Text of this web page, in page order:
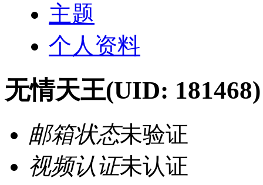
主题
个人资料
无情天王(UID: 181468)
邮箱状态未验证
视频认证未认证